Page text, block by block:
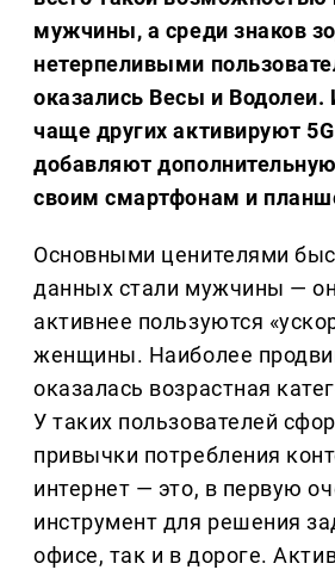
мужчины, а среди знаков
нетерпеливыми
оказались Весы и
чаще других активируют
добавляют
своим смартфонам и
Основными ценителями
данных стали мужчины —
активнее пользуются
женщины. Наиболее
оказалась возрастная
У таких пользователей
привычки потребления
интернет — это, в первую
инструмент для решения
офисе, так и в дороге.